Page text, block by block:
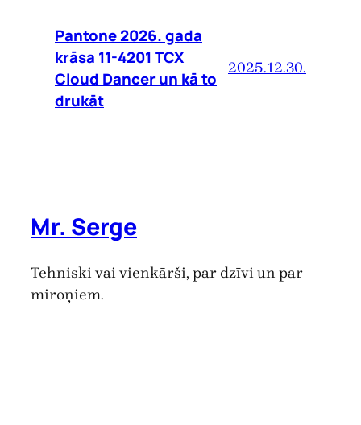
Pantone 2026. gada
krāsa 11-4201 TCX
Cloud Dancer un kā to
drukāt
2025.12.30.
Mr. Serge
Tehniski vai vienkārši, par dzīvi un par
miroņiem.